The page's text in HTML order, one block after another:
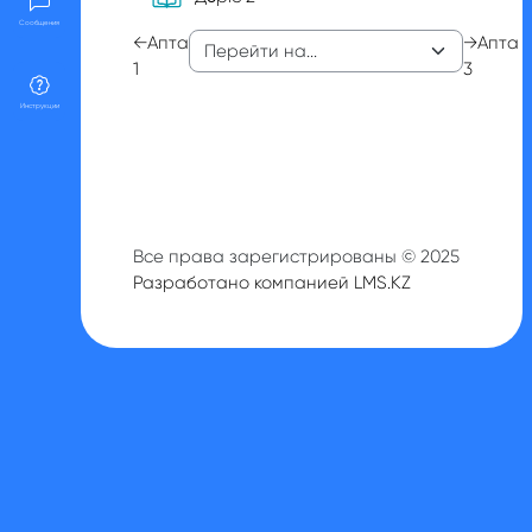
Сообщения
Инструкции
←Апта
1
→Апта
3
Все права зарегистрированы © 2025
Разработано компанией LMS.KZ